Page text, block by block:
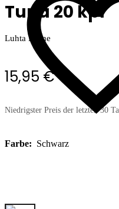
Tupa 20 kpl
Luhta Home
15,95 €
Niedrigster Preis der letzten 30
Farbe: Schwarz